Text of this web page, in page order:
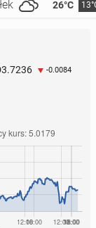
26°C
3.7236 -0.0084